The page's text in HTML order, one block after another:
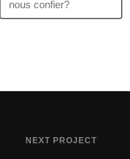
nous confier?
NEXT PROJECT